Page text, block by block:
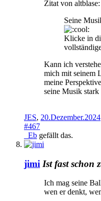
Zitat von altblase:
Seine
Klicke in
Kann ich
mich mit seinem
meine
seine Musik stark
JES, 20.Dezember.2024
#467
_Eb gefällt das.
jimi Ist fast schon
Ich mag seine
wen er denkt,